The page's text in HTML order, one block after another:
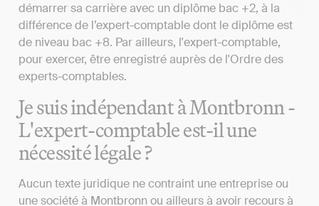
démarrer sa carrière avec un diplôme bac +2, à la
différence de l’expert-comptable dont le diplôme est
de niveau bac +8. Par ailleurs, l'expert-comptable,
pour exercer, être enregistré auprès de l'Ordre des
experts-comptables.
Je suis indépendant à Montbronn -
L'expert-comptable est-il une
nécessité légale ?
Aucun texte juridique ne contraint une entreprise ou
une société à Montbronn ou ailleurs à avoir recours à